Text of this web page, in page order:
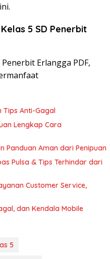
5 SD Penerbit
Erlangga PDF,
Tips Anti-Gagal
Lengkap Cara
Panduan Aman dari Penipuan
Pulsa & Tips Terhindar dari
Customer Service,
dan Kendala Mobile
5